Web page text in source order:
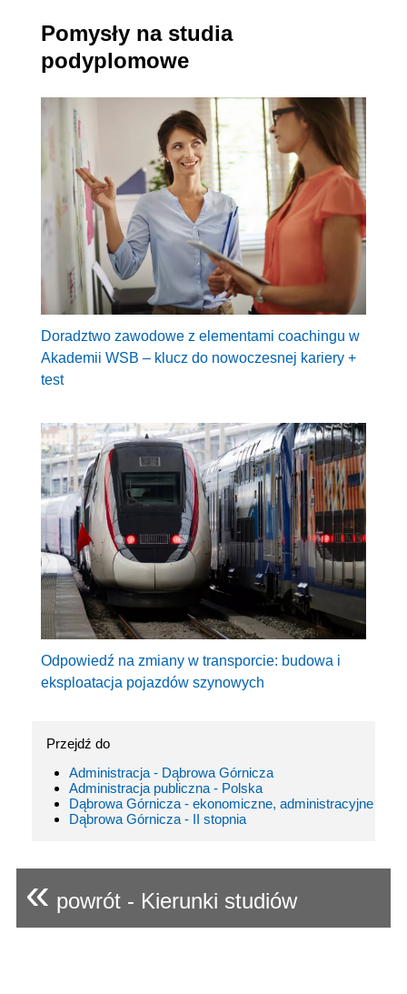
Pomysły na studia
podyplomowe
Doradztwo zawodowe z elementami coachingu w
Akademii WSB – klucz do nowoczesnej kariery +
test
Odpowiedź na zmiany w transporcie: budowa i
eksploatacja pojazdów szynowych
Przejdź do
Administracja - Dąbrowa Górnicza
Administracja publiczna - Polska
Dąbrowa Górnicza - ekonomiczne, administracyjne
Dąbrowa Górnicza - II stopnia
« powrót - Kierunki studiów